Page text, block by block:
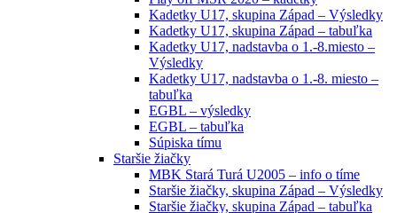
Kadetky U17, skupina Západ – Výsledky
Kadetky U17, skupina Západ – tabuľka
Kadetky U17, nadstavba o 1.-8.miesto –
Výsledky
Kadetky U17, nadstavba o 1.-8. miesto –
tabuľka
EGBL – výsledky
EGBL – tabuľka
Súpiska tímu
Staršie žiačky
MBK Stará Turá U2005 – info o tíme
Staršie žiačky, skupina Západ – Výsledky
Staršie žiačky, skupina Západ – tabuľka